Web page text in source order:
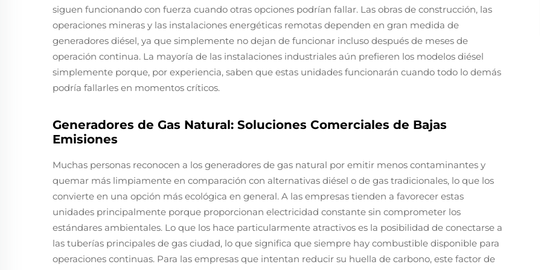
siguen funcionando con fuerza cuando otras opciones podrían fallar. Las obras de construcción, las
operaciones mineras y las instalaciones energéticas remotas dependen en gran medida de
generadores diésel, ya que simplemente no dejan de funcionar incluso después de meses de
operación continua. La mayoría de las instalaciones industriales aún prefieren los modelos diésel
simplemente porque, por experiencia, saben que estas unidades funcionarán cuando todo lo demás
podría fallarles en momentos críticos.
Generadores de Gas Natural: Soluciones Comerciales de Bajas
Emisiones
Muchas personas reconocen a los generadores de gas natural por emitir menos contaminantes y
quemar más limpiamente en comparación con alternativas diésel o de gas tradicionales, lo que los
convierte en una opción más ecológica en general. A las empresas tienden a favorecer estas
unidades principalmente porque proporcionan electricidad constante sin comprometer los
estándares ambientales. Lo que los hace particularmente atractivos es la posibilidad de conectarse a
las tuberías principales de gas ciudad, lo que significa que siempre hay combustible disponible para
operaciones continuas. Para las empresas que intentan reducir su huella de carbono, este factor de